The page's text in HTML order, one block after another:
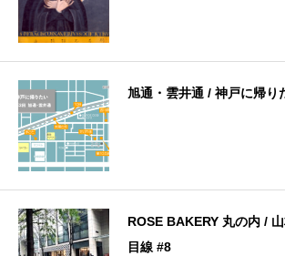
旭通・雲井通 / 神戸に帰り
ROSE BAKERY 丸の内 /
目線 #8